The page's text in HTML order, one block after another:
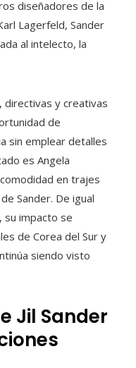
diseñadores de la
Lagerfeld, Sander
al intelecto, la
directivas y creativas
de
sin emplear detalles
es Angela
en trajes
Sander. De igual
su impacto se
de Corea del Sur y
siendo visto
Jil Sander